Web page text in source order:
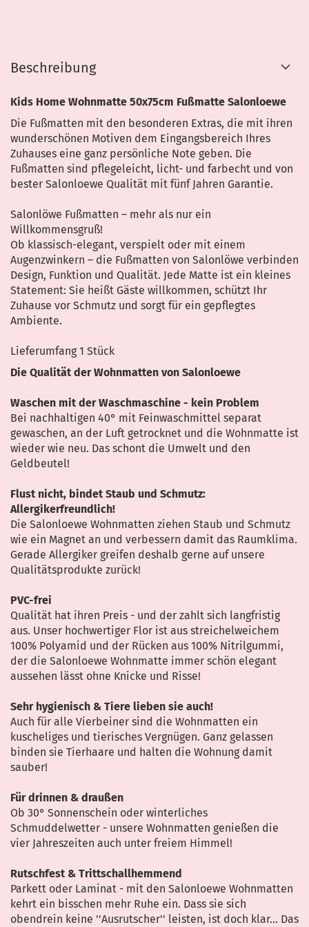
Beschreibung
Kids Home Wohnmatte 50x75cm Fußmatte Salonloewe
Die Fußmatten mit den besonderen Extras, die mit ihren
wunderschönen Motiven dem Eingangsbereich Ihres
Zuhauses eine ganz persönliche Note geben. Die
Fußmatten sind pflegeleicht, licht- und farbecht und von
bester Salonloewe Qualität mit fünf Jahren Garantie.
Salonlöwe Fußmatten – mehr als nur ein
Willkommensgruß!
Ob klassisch-elegant, verspielt oder mit einem
Augenzwinkern – die Fußmatten von Salonlöwe verbinden
Design, Funktion und Qualität. Jede Matte ist ein kleines
Statement: Sie heißt Gäste willkommen, schützt Ihr
Zuhause vor Schmutz und sorgt für ein gepflegtes
Ambiente.
Lieferumfang 1 Stück
Die Qualität der Wohnmatten von Salonloewe
Waschen mit der Waschmaschine - kein Problem
Bei nachhaltigen 40° mit Feinwaschmittel separat
gewaschen, an der Luft getrocknet und die Wohnmatte ist
wieder wie neu. Das schont die Umwelt und den
Geldbeutel!
Flust nicht, bindet Staub und Schmutz:
Allergikerfreundlich!
Die Salonloewe Wohnmatten ziehen Staub und Schmutz
wie ein Magnet an und verbessern damit das Raumklima.
Gerade Allergiker greifen deshalb gerne auf unsere
Qualitätsprodukte zurück!
PVC-frei
Qualität hat ihren Preis - und der zahlt sich langfristig
aus. Unser hochwertiger Flor ist aus streichelweichem
100% Polyamid und der Rücken aus 100% Nitrilgummi,
der die Salonloewe Wohnmatte immer schön elegant
aussehen lässt ohne Knicke und Risse!
Sehr hygienisch & Tiere lieben sie auch!
Auch für alle Vierbeiner sind die Wohnmatten ein
kuscheliges und tierisches Vergnügen. Ganz gelassen
binden sie Tierhaare und halten die Wohnung damit
sauber!
Für drinnen & draußen
Ob 30° Sonnenschein oder winterliches
Schmuddelwetter - unsere Wohnmatten genießen die
vier Jahreszeiten auch unter freiem Himmel!
Rutschfest & Trittschallhemmend
Parkett oder Laminat - mit den Salonloewe Wohnmatten
kehrt ein bisschen mehr Ruhe ein. Dass sie sich
obendrein keine ''Ausrutscher'' leisten, ist doch klar... Das